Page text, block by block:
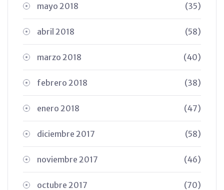
mayo 2018 (35)
abril 2018 (58)
marzo 2018 (40)
febrero 2018 (38)
enero 2018 (47)
diciembre 2017 (58)
noviembre 2017 (46)
octubre 2017 (70)